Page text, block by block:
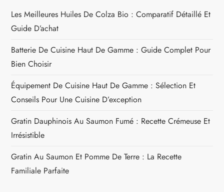
Les Meilleures Huiles De Colza Bio : Comparatif Détaillé Et
Guide D’achat
Batterie De Cuisine Haut De Gamme : Guide Complet Pour
Bien Choisir
Équipement De Cuisine Haut De Gamme : Sélection Et
Conseils Pour Une Cuisine D’exception
Gratin Dauphinois Au Saumon Fumé : Recette Crémeuse Et
Irrésistible
Gratin Au Saumon Et Pomme De Terre : La Recette
Familiale Parfaite